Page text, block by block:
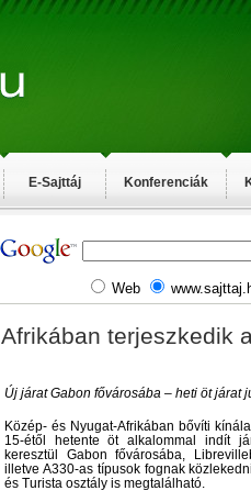
E-Sajttáj Konferenciák
Web
Afrikában terjeszkedik
Új járat Gabon fővárosába – heti öt járat
Közép- és Nyugat-Afrikában bővíti
15-étől hetente öt alkalommal indít
keresztül Gabon fővárosába,
illetve A330-as típusok fognak
és Turista osztály is megtalálható.